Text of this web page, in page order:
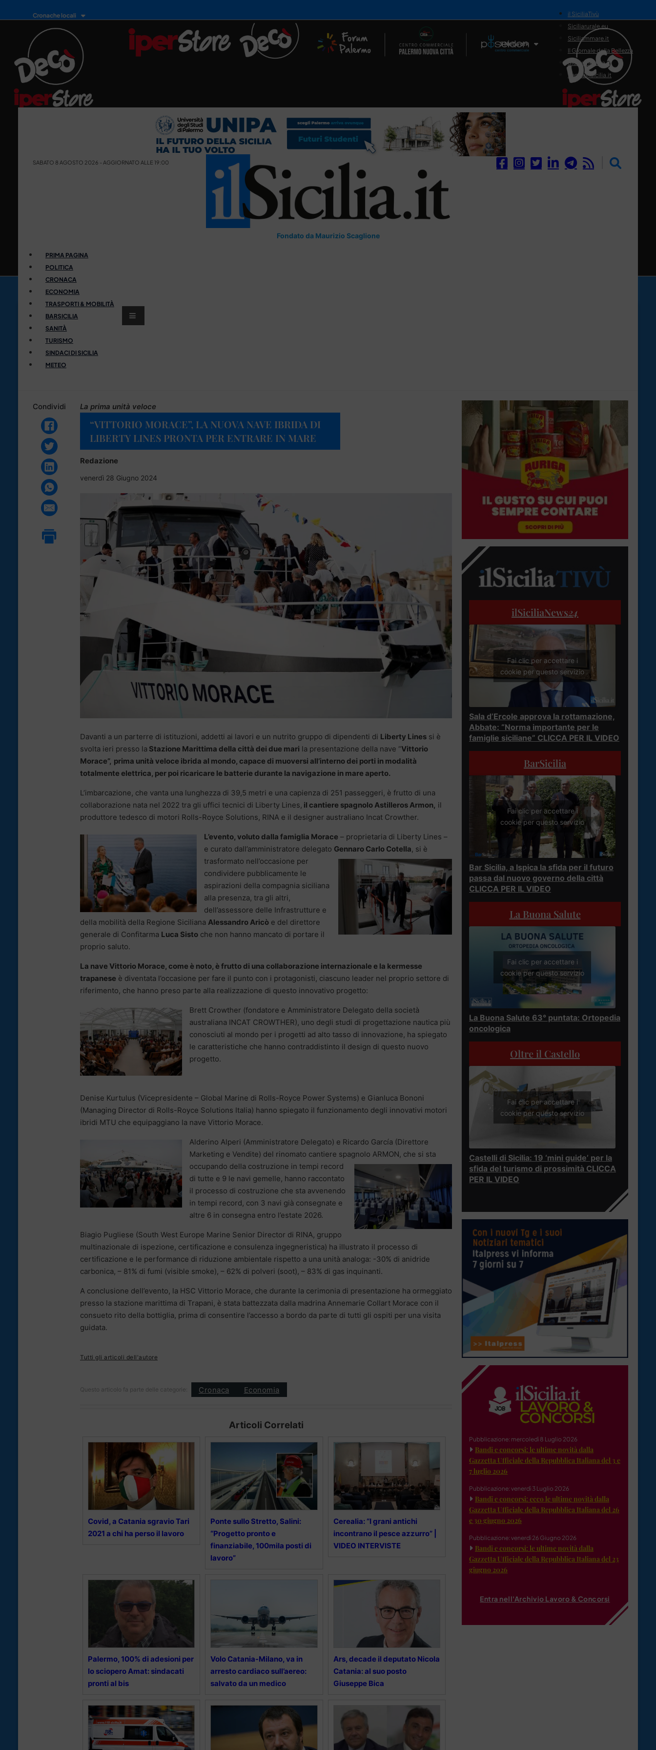
Cronache locali
Il Network
il SiciliaTivù
Siciliarurale.eu
Siciliammare.it
Il Giornale della Bellezza
Siciliamedica.it
Sanitainsicilia.it
SABATO 8 AGOSTO 2026 - AGGIORNATO ALLE 19:00
Fondato da Maurizio Scaglione
PRIMA PAGINA
POLITICA
CRONACA
ECONOMIA
TRASPORTI & MOBILITÀ
BARSICILIA
SANITÀ
TURISMO
SINDACI DI SICILIA
METEO
Condividi La prima unità veloce
“VITTORIO MORACE”, LA NUOVA NAVE IBRIDA DI
LIBERTY LINES PRONTA PER ENTRARE IN MARE
Redazione
venerdì 28 Giugno 2024
Davanti a un parterre di istituzioni, addetti ai lavori e un nutrito gruppo di dipendenti di Liberty Lines si è
svolta ieri presso la Stazione Marittima della città dei due mari la presentazione della nave “Vittorio
Morace”, prima unità veloce ibrida al mondo, capace di muoversi all’interno dei porti in modalità
totalmente elettrica, per poi ricaricare le batterie durante la navigazione in mare aperto.
L’imbarcazione, che vanta una lunghezza di 39,5 metri e una capienza di 251 passeggeri, è frutto di una
collaborazione nata nel 2022 tra gli uffici tecnici di Liberty Lines, il cantiere spagnolo Astilleros Armon, il
produttore tedesco di motori Rolls-Royce Solutions, RINA e il designer australiano Incat Crowther.
L’evento, voluto dalla famiglia Morace – proprietaria di Liberty Lines –
e curato dall’amministratore delegato Gennaro Carlo Cotella, si è
trasformato nell’occasione per
condividere pubblicamente le
aspirazioni della compagnia siciliana
alla presenza, tra gli altri,
dell’assessore delle Infrastrutture e
della mobilità della Regione Siciliana Alessandro Aricò e del direttore
generale di Confitarma Luca Sisto che non hanno mancato di portare il
proprio saluto.
La nave Vittorio Morace, come è noto, è frutto di una collaborazione internazionale e la kermesse
trapanese è diventata l’occasione per fare il punto con i protagonisti, ciascuno leader nel proprio settore di
riferimento, che hanno preso parte alla realizzazione di questo innovativo progetto:
Brett Crowther (fondatore e Amministratore Delegato della società
australiana INCAT CROWTHER), uno degli studi di progettazione nautica più
conosciuti al mondo per i progetti ad alto tasso di innovazione, ha spiegato
le caratteristiche che hanno contraddistinto il design di questo nuovo
progetto.
Denise Kurtulus (Vicepresidente – Global Marine di Rolls-Royce Power Systems) e Gianluca Bononi
(Managing Director di Rolls-Royce Solutions Italia) hanno spiegato il funzionamento degli innovativi motori
ibridi MTU che equipaggiano la nave Vittorio Morace.
Alderino Alperi (Amministratore Delegato) e Ricardo García (Direttore
Marketing e Vendite) del rinomato cantiere spagnolo ARMON, che si sta
occupando della costruzione in tempi record
di tutte e 9 le navi gemelle, hanno raccontato
il processo di costruzione che sta avvenendo
in tempi record, con 3 navi già consegnate e
altre 6 in consegna entro l’estate 2026.
Biagio Pugliese (South West Europe Marine Senior Director di RINA, gruppo
multinazionale di ispezione, certificazione e consulenza ingegneristica) ha illustrato il processo di
certificazione e le performance di riduzione ambientale rispetto a una unità analoga: -30% di anidride
carbonica, – 81% di fumi (visible smoke), – 62% di polveri (soot), – 83% di gas inquinanti.
A conclusione dell’evento, la HSC Vittorio Morace, che durante la cerimonia di presentazione ha ormeggiato
presso la stazione marittima di Trapani, è stata battezzata dalla madrina Annemarie Collart Morace con il
consueto rito della bottiglia, prima di consentire l’accesso a bordo da parte di tutti gli ospiti per una visita
guidata.
Tutti gli articoli dell'autore
Questo articolo fa parte delle categorie: Cronaca Economia
Articoli Correlati
Covid, a Catania sgravio Tari
2021 a chi ha perso il lavoro
Ponte sullo Stretto, Salini:
“Progetto pronto e
finanziabile, 100mila posti di
lavoro”
Cerealia: “I grani antichi
incontrano il pesce azzurro” |
VIDEO INTERVISTE
Palermo, 100% di adesioni per
lo sciopero Amat: sindacati
pronti al bis
Volo Catania-Milano, va in
arresto cardiaco sull’aereo:
salvato da un medico
Ars, decade il deputato Nicola
Catania: al suo posto
Giuseppe Bica
ilSiciliaNews24
Fai clic per accettare i
cookie per questo servizio
Sala d’Ercole approva la rottamazione,
Abbate: “Norma importante per le
famiglie siciliane” CLICCA PER IL VIDEO
BarSicilia
Fai clic per accettare i
cookie per questo servizio
Bar Sicilia, a Ispica la sfida per il futuro
passa dal nuovo governo della città
CLICCA PER IL VIDEO
La Buona Salute
Fai clic per accettare i
cookie per questo servizio
La Buona Salute 63° puntata: Ortopedia
oncologica
Oltre il Castello
Fai clic per accettare i
cookie per questo servizio
Castelli di Sicilia: 19 ‘mini guide’ per la
sfida del turismo di prossimità CLICCA
PER IL VIDEO
Pubblicazione: mercoledì 8 Luglio 2026
Bandi e concorsi: le ultime novità dalla
Gazzetta Ufficiale della Repubblica Italiana del 3 e
7 luglio 2026
Pubblicazione: venerdì 3 Luglio 2026
Bandi e concorsi: ecco le ultime novità dalla
Gazzetta Ufficiale della Repubblica Italiana del 26
e 30 giugno 2026
Pubblicazione: venerdì 26 Giugno 2026
Bandi e concorsi: le ultime novità dalla
Gazzetta Ufficiale della Repubblica Italiana del 23
giugno 2026
Entra nell'Archivio Lavoro & Concorsi